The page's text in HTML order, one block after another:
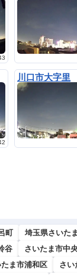
川口市大字里
町
埼玉県さいた
谷 さいたま市中
たま市浦和区 さい